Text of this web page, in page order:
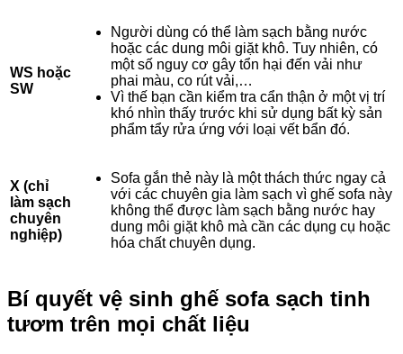
WS hoặc
SW
Người dùng có thể làm sạch bằng nước
hoặc các dung môi giặt khô. Tuy nhiên, có
một số nguy cơ gây tổn hại đến vải như
phai màu, co rút vải,…
Vì thế bạn cần kiểm tra cẩn thận ở một vị trí
khó nhìn thấy trước khi sử dụng bất kỳ sản
phẩm tẩy rửa ứng với loại vết bẩn đó.
X (chỉ
làm sạch
chuyên
nghiệp)
Sofa gắn thẻ này là một thách thức ngay cả
với các chuyên gia làm sạch vì ghế sofa này
không thể được làm sạch bằng nước hay
dung môi giặt khô mà cần các dụng cụ hoặc
hóa chất chuyên dụng.
Bí quyết vệ sinh ghế sofa sạch tinh
tươm trên mọi chất liệu